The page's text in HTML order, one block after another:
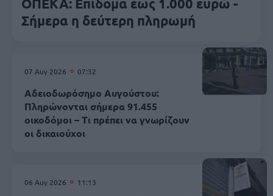
Σήμερα η δεύτερη πληρωμή
07 Αυγ 2026 07:32
Αδειοδωρόσημο Αυγούστου:
Πληρώνονται σήμερα 91.455
οικοδόμοι – Τι πρέπει να γνωρίζουν
οι δικαιούχοι
06 Αυγ 2026 11:13